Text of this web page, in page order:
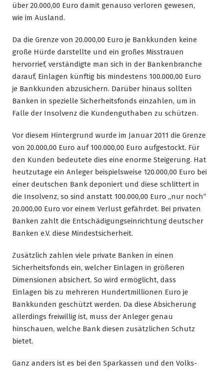
über 20.000,00 Euro damit genauso verloren gewesen,
wie im Ausland.
Da die Grenze von 20.000,00 Euro je Bankkunden keine
große Hürde darstellte und ein großes Misstrauen
hervorrief, verständigte man sich in der Bankenbranche
darauf, Einlagen künftig bis mindestens 100.000,00 Euro
je Bankkunden abzusichern. Darüber hinaus sollten
Banken in spezielle Sicherheitsfonds einzahlen, um in
Falle der Insolvenz die Kundenguthaben zu schützen.
Vor diesem Hintergrund wurde im Januar 2011 die Grenze
von 20.000,00 Euro auf 100.000,00 Euro aufgestockt. Für
den Kunden bedeutete dies eine enorme Steigerung. Hat
heutzutage ein Anleger beispielsweise 120.000,00 Euro bei
einer deutschen Bank deponiert und diese schlittert in
die Insolvenz, so sind anstatt 100.000,00 Euro „nur noch“
20.000,00 Euro vor einem Verlust gefährdet. Bei privaten
Banken zahlt die Entschädigungseinrichtung deutscher
Banken e.V. diese Mindestsicherheit.
Zusätzlich zahlen viele private Banken in einen
Sicherheitsfonds ein, welcher Einlagen in größeren
Dimensionen absichert. So wird ermöglicht, dass
Einlagen bis zu mehreren Hundertmillionen Euro je
Bankkunden geschützt werden. Da diese Absicherung
allerdings freiwillig ist, muss der Anleger genau
hinschauen, welche Bank diesen zusätzlichen Schutz
bietet.
Ganz anders ist es bei den Sparkassen und den Volks-